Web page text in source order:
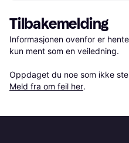
Tilbakemelding
Informasjonen ovenfor er
kun ment som en veiledning.
Oppdaget du noe som ikke
Meld fra om feil her.